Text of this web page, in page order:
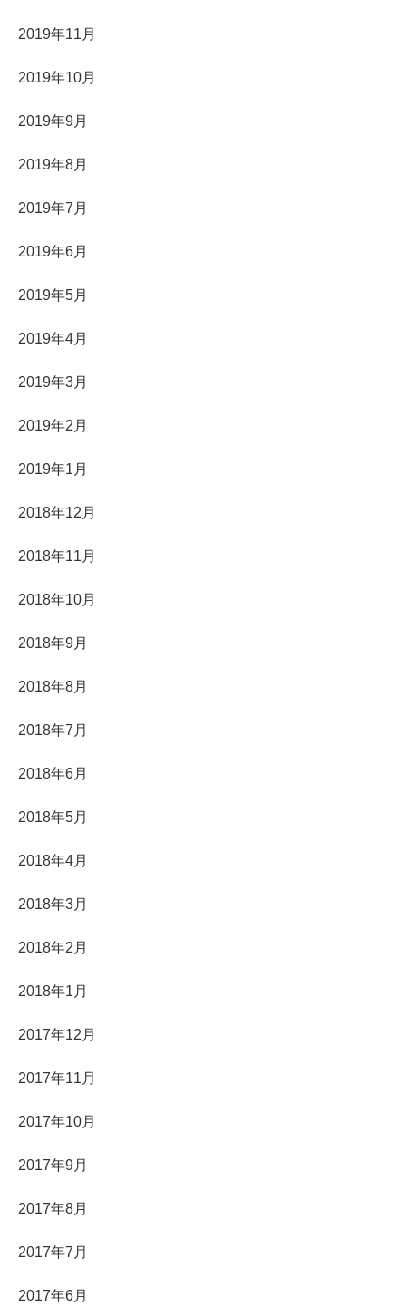
2019年11月
2019年10月
2019年9月
2019年8月
2019年7月
2019年6月
2019年5月
2019年4月
2019年3月
2019年2月
2019年1月
2018年12月
2018年11月
2018年10月
2018年9月
2018年8月
2018年7月
2018年6月
2018年5月
2018年4月
2018年3月
2018年2月
2018年1月
2017年12月
2017年11月
2017年10月
2017年9月
2017年8月
2017年7月
2017年6月